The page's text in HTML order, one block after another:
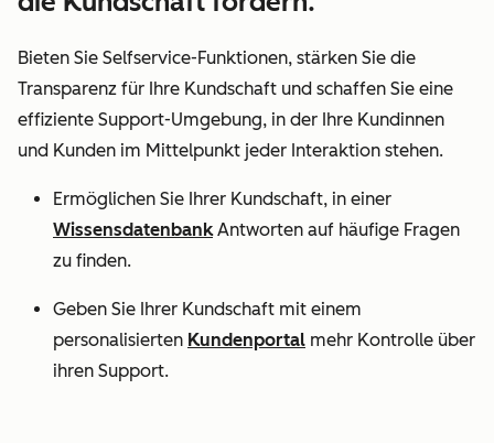
Bieten Sie Selfservice-Funktionen, stärken Sie die
Transparenz für Ihre Kundschaft und schaffen Sie eine
effiziente Support-Umgebung, in der Ihre Kundinnen
und Kunden im Mittelpunkt jeder Interaktion stehen.
Ermöglichen Sie Ihrer Kundschaft, in einer
WissensdatenbankAntworten auf häufige Fragen
zu finden.
Geben Sie Ihrer Kundschaft mit einem
personalisierten Kundenportal mehr Kontrolle über
ihren Support.